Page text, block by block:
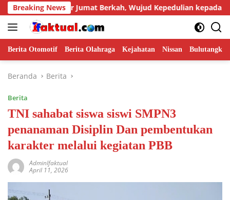
Langsung
ke
konten
Breaking News
Gelar Jumat Berkah, Wujud Kepedulian kepada Masyarakat
Berita Otomotif Berita Olahraga Kejahatan Nissan Bulutangkis
Beranda Berita
Berita
TNI sahabat siswa siswi SMPN3
penanaman Disiplin Dan pembentukan
karakter melalui kegiatan PBB
AdminIfaktual
April 11, 2026